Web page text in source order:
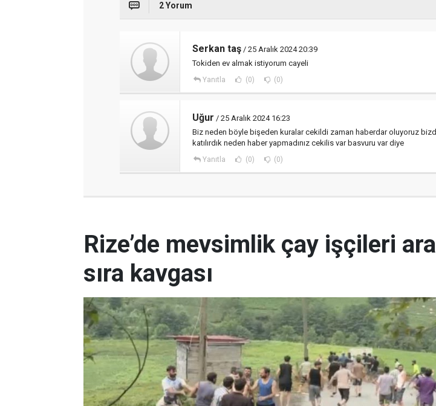
2 Yorum
Serkan taş / 25 Aralık 2024 20:39
Tokiden ev almak istiyorum cayeli
Yanıtla (0) (0)
Uğur / 25 Aralık 2024 16:23
Biz neden böyle bişeden kuralar cekildi zaman haberdar oluyoruz
katılırdık neden haber yapmadınız cekilis var basvuru var diye
Yanıtla (0) (0)
Rize’de mevsimlik çay işçileri
sıra kavgası